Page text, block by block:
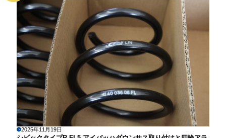
2025年11月19日